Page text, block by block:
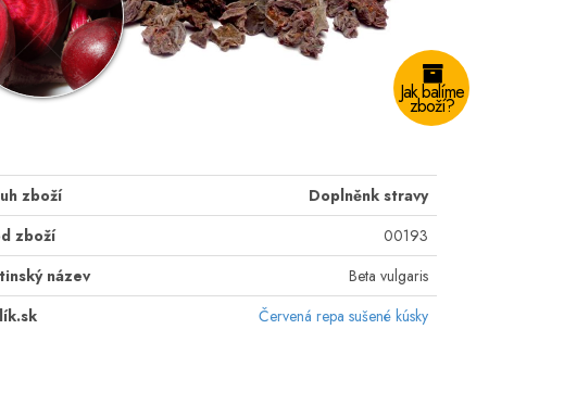
Jak balíme
zboží?
zboží
Doplněnk stravy
zboží
00193
název
Beta vulgaris
Červená repa sušené kúsky